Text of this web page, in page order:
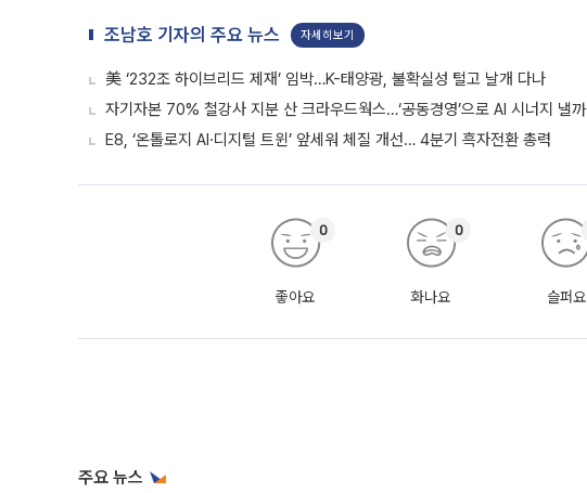
조남호 기자의 주요 뉴스 자세히보기
美 ‘232조 하이브리드 제재’ 임박…K-태양광, 불확실성 털고 날개 다나
자기자본 70% 철강사 지분 산 크라우드웍스…‘공동경영’으로 AI 시너지 낼까
E8, ‘온톨로지 AI·디지털 트윈’ 앞세워 체질 개선… 4분기 흑자전환 총력
좋아요
0
화나요
0
슬퍼요
주요 뉴스